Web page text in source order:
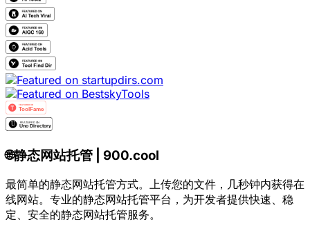
🌐静态网站托管 | 900.cool
最简单的静态网站托管方式。上传您的文件，几秒钟内获得在
线网站。专业的静态网站托管平台，为开发者提供快速、稳
定、安全的静态网站托管服务。